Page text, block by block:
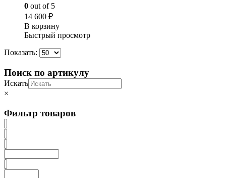
0 out of 5
14 600 ₽
В корзину
Быстрый просмотр
Показать:
Поиск по артикулу
Искать
×
Фильтр товаров